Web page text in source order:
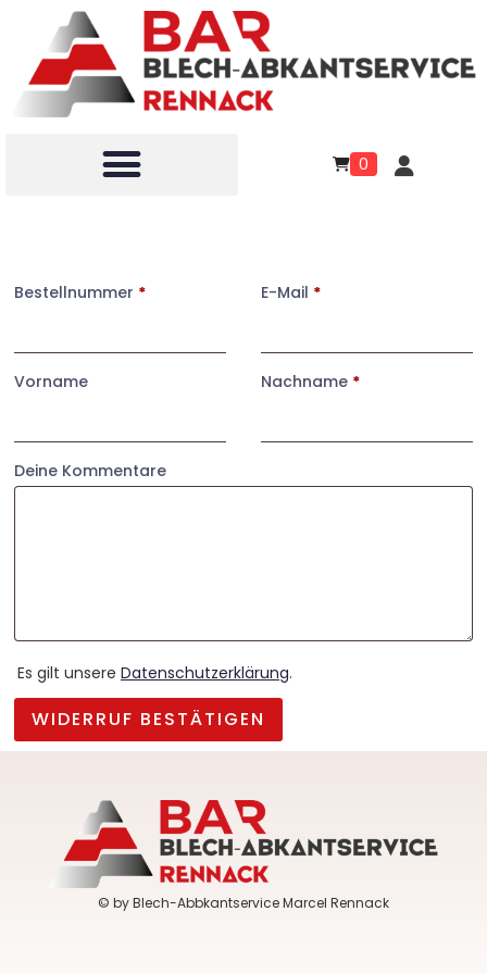
0
Bestellnummer * E-Mail *
Vorname Nachname *
Page URI *erforderlich
Deine Kommentare
Es gilt unsere Datenschutzerklärung.
WIDERRUF BESTÄTIGEN
© by Blech-Abbkantservice Marcel Rennack